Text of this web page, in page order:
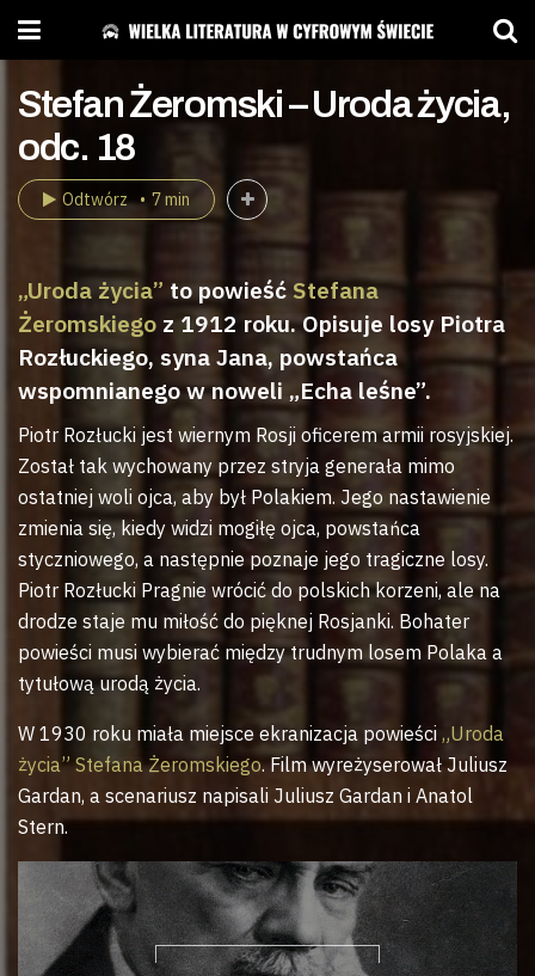
Stefan Żeromski – Uroda życia,
odc. 18
Odtwórz 7 min
„Uroda życia” to powieść Stefana
Żeromskiego z 1912 roku. Opisuje losy Piotra
Rozłuckiego, syna Jana, powstańca
wspomnianego w noweli „Echa leśne”.
Piotr Rozłucki jest wiernym Rosji oficerem armii rosyjskiej.
Został tak wychowany przez stryja generała mimo
ostatniej woli ojca, aby był Polakiem. Jego nastawienie
zmienia się, kiedy widzi mogiłę ojca, powstańca
styczniowego, a następnie poznaje jego tragiczne losy.
Piotr Rozłucki Pragnie wrócić do polskich korzeni, ale na
drodze staje mu miłość do pięknej Rosjanki. Bohater
powieści musi wybierać między trudnym losem Polaka a
tytułową urodą życia.
W 1930 roku miała miejsce ekranizacja powieści „Uroda
życia” Stefana Żeromskiego. Film wyreżyserował Juliusz
Gardan, a scenariusz napisali Juliusz Gardan i Anatol
Stern.